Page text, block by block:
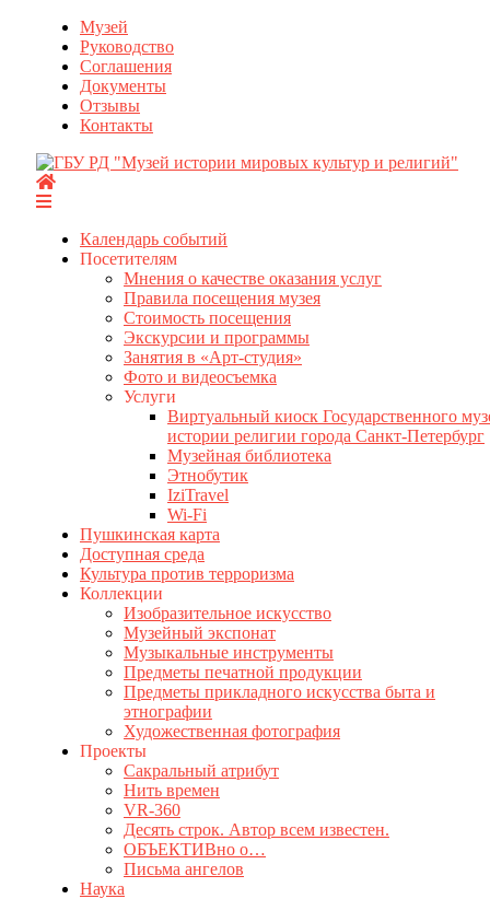
Перейти
содержимому
Музей
Руководство
Соглашения
Документы
Отзывы
Контакты
Календарь событий
Посетителям
Мнения о качестве оказания услуг
Правила посещения музея
Стоимость посещения
Экскурсии и программы
Занятия в «Арт-студия»
Фото и видеосъемка
Услуги
Виртуальный киоск Государственного
истории религии города Санкт-Петербург
Музейная библиотека
Этнобутик
IziTravel
Wi-Fi
Пушкинская карта
Доступная среда
Культура против терроризма
Коллекции
Изобразительное искусство
Музейный экспонат
Музыкальные инструменты
Предметы печатной продукции
Предметы прикладного искусства быта и
этнографии
Художественная фотография
Проекты
Сакральный атрибут
Нить времен
VR-360
Десять строк. Автор всем известен.
ОБЪЕКТИВно о…
Письма ангелов
Наука